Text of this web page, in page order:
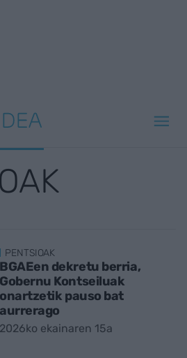
PENTSIOAK
BGAEen dekretu berria,
Gobernu Kontseiluak
onartzetik pauso bat
aurrerago
2026ko ekainaren 15a